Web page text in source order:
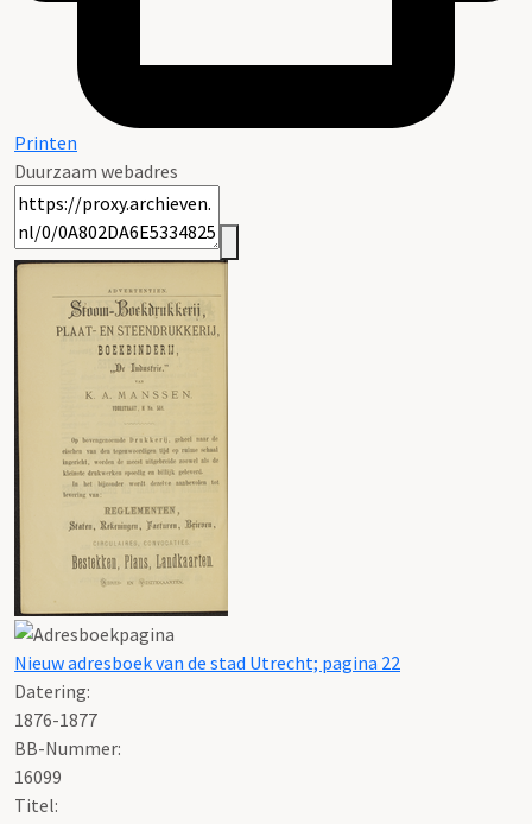
Printen
Duurzaam webadres
Nieuw adresboek van de stad Utrecht; pagina 22
Datering:
1876-1877
BB-Nummer:
16099
Titel: